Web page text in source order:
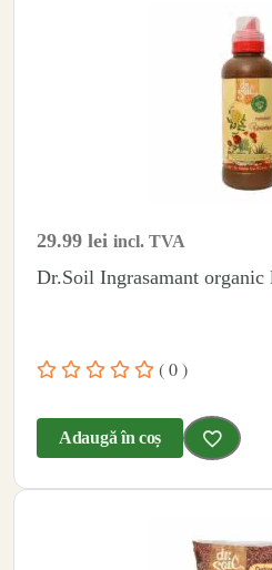
29.99 lei incl. TVA
Dr.Soil Ingrasamant
( 0 )
Adaugă în coș